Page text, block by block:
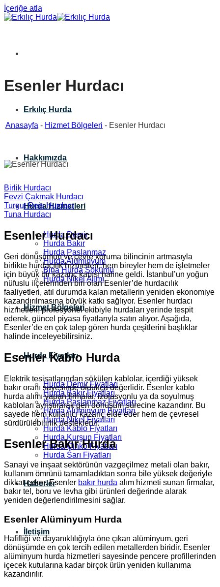
İçeriğe atla
Erkılıç Hurda
Hakkımızda
Hurda Hizmetleri
Hurda Demir
Hurda Bakır
Hurda Paslanmaz
Hurda Alüminyum
Bina Hurda Sökümü
Hurda Nikel Alımı
Hizmet Bölgeleri
Hurda Fiyatları
Hurda Demir Fiyatları
Hurda Bakır Fiyatları
Hurda Paslanmaz Fiyatları
Hurda Alüminyum Fiyatları
Hurda Nikel Fiyatları
Hurda Kablo Fiyatları
Hurda Kurşun Fiyatları
Hurda Çinko Fiyatları
Hurda Sarı Fiyatları
Haberler
İletişim
Esenler Hurdacı
Anasayfa - Hizmet Bölgeleri - Esenler Hurdacı
Birlik Hurdacı
Fevzi Çakmak Hurdacı
Turgut Reis Hurdacı
Tuna Hurdacı
Esenler Hurdacı
Geri dönüşümün ve çevre koruma bilincinin artmasıyla
birlikte hurdacılık hizmetleri, hem bireyler hem de işletmeler
için büyük bir kazanç kapısı haline geldi. İstanbul’un yoğun
nüfuslu ilçelerinden biri olan Esenler’de hurdacılık
faaliyetleri, atıl durumda kalan metallerin yeniden ekonomiye
kazandırılmasına büyük katkı sağlıyor. Esenler hurdacı
hizmetleri, profesyonel ekibiyle hurdaları yerinde tespit
ederek, güncel piyasa fiyatlarıyla satın alıyor. Aşağıda,
Esenler’de en çok talep gören hurda çeşitlerini başlıklar
halinde inceleyebilirsiniz.
Esenler Kablo Hurda
Elektrik tesisatlarından sökülen kablolar, içerdiği yüksek
bakır oranı sayesinde oldukça değerlidir. Esenler kablo
hurda alımı yapan firmalar, izolasyonlu ya da soyulmuş
kabloları ayrıştırarak geri dönüşüm sürecine kazandırır. Bu
sayede hem kullanıcı kazanç elde eder hem de çevresel
sürdürülebilirlik desteklenir.
Esenler Bakır Hurda
Sanayi ve inşaat sektörünün vazgeçilmez metali olan bakır,
kullanım ömrünü tamamladıktan sonra bile yüksek değeriyle
dikkat çeker. Esenler bakır hurda alım hizmeti sunan firmalar,
bakır tel, boru ve levha gibi ürünleri değerinde alarak
yeniden değerlendirilmesini sağlar.
Esenler Alüminyum Hurda
Hafifliği ve dayanıklılığıyla öne çıkan alüminyum, geri
dönüşümde en çok tercih edilen metallerden biridir. Esenler
alüminyum hurda hizmetleri sayesinde pencere profillerinden
içecek kutularına kadar birçok ürün yeniden kullanıma
kazandırılır.